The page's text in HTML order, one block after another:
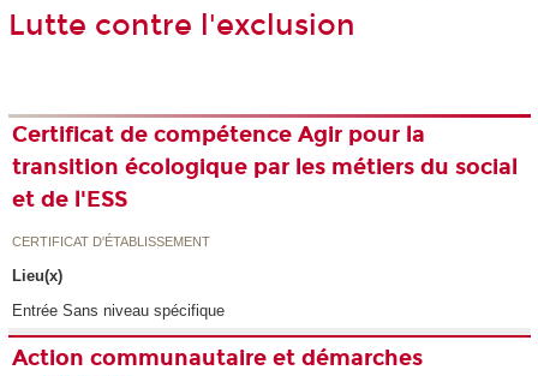
Lutte contre l'exclusion
Certificat de compétence Agir pour la
transition écologique par les métiers du social
et de l'ESS
CERTIFICAT D'ÉTABLISSEMENT
Lieu(x)
Entrée Sans niveau spécifique
Action communautaire et démarches